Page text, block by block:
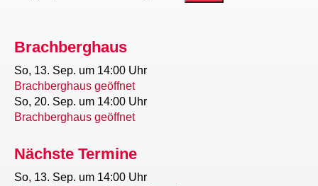
Brachberghaus
So, 13. Sep. um 14:00 Uhr
Brachberghaus geöffnet
So, 20. Sep. um 14:00 Uhr
Brachberghaus geöffnet
Nächste Termine
So, 13. Sep. um 14:00 Uhr